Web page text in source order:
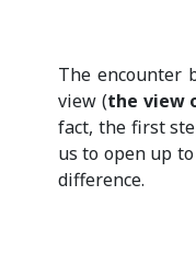
The encounter
view (the view
fact, the first
us to open up
difference.